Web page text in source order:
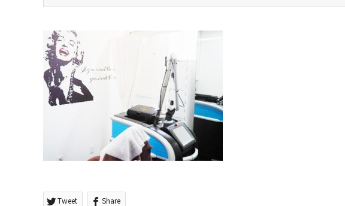
Tweet Share